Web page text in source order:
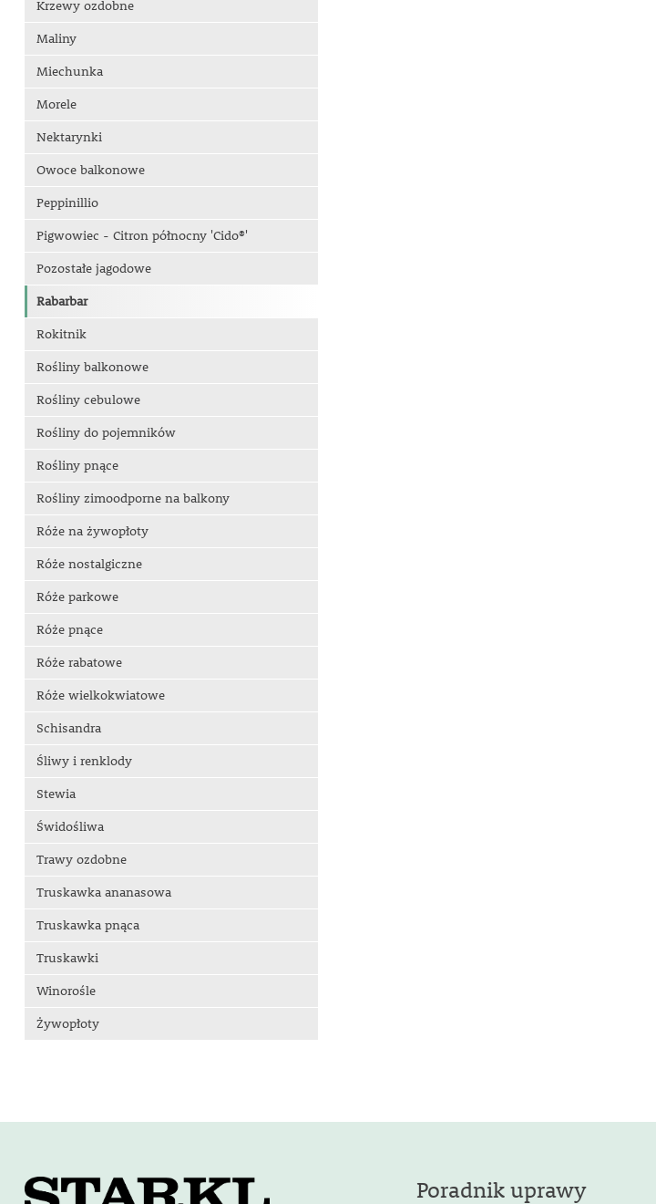
Krzewy ozdobne
Maliny
Miechunka
Morele
Nektarynki
Owoce balkonowe
Peppinillio
Pigwowiec - Citron północny 'Cido®'
Pozostałe jagodowe
Rabarbar
Rokitnik
Rośliny balkonowe
Rośliny cebulowe
Rośliny do pojemników
Rośliny pnące
Rośliny zimoodporne na balkony
Róże na żywopłoty
Róże nostalgiczne
Róże parkowe
Róże pnące
Róże rabatowe
Róże wielkokwiatowe
Schisandra
Śliwy i renklody
Stewia
Świdośliwa
Trawy ozdobne
Truskawka ananasowa
Truskawka pnąca
Truskawki
Winorośle
Żywopłoty
Poradnik uprawy